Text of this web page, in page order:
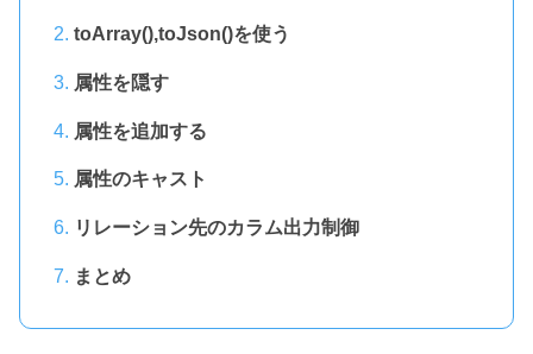
toArray(),toJson()を使う
属性を隠す
属性を追加する
属性のキャスト
リレーション先のカラム出力制御
まとめ